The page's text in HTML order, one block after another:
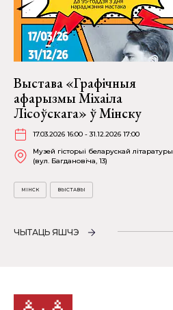
Выстава «Графічныя
афарызмы Міхаіла
Лісоўскага» ў Мінску
17.03.2026 16:00 - 31.12.2026 17:00
Музей гісторыі беларускай літаратуры
(вул. Багдановіча, 13)
МІНСК ВЫСТАВЫ
ЧЫТАЦЬ ЯШЧЭ